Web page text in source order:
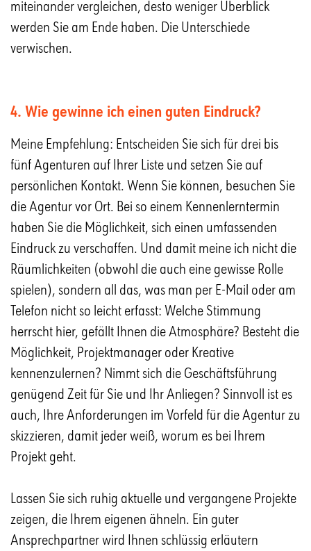
miteinander vergleichen, desto weniger Überblick
werden Sie am Ende haben. Die Unterschiede
verwischen.
4. Wie gewinne ich einen guten Eindruck?
Meine Empfehlung: Entscheiden Sie sich für drei bis
fünf Agenturen auf Ihrer Liste und setzen Sie auf
persönlichen Kontakt. Wenn Sie können, besuchen Sie
die Agentur vor Ort. Bei so einem Kennenlerntermin
haben Sie die Möglichkeit, sich einen umfassenden
Eindruck zu verschaffen. Und damit meine ich nicht die
Räumlichkeiten (obwohl die auch eine gewisse Rolle
spielen), sondern all das, was man per E-Mail oder am
Telefon nicht so leicht erfasst: Welche Stimmung
herrscht hier, gefällt Ihnen die Atmosphäre? Besteht die
Möglichkeit, Projektmanager oder Kreative
kennenzulernen? Nimmt sich die Geschäftsführung
genügend Zeit für Sie und Ihr Anliegen? Sinnvoll ist es
auch, Ihre Anforderungen im Vorfeld für die Agentur zu
skizzieren, damit jeder weiß, worum es bei Ihrem
Projekt geht.
Lassen Sie sich ruhig aktuelle und vergangene Projekte
zeigen, die Ihrem eigenen ähneln. Ein guter
Ansprechpartner wird Ihnen schlüssig erläutern